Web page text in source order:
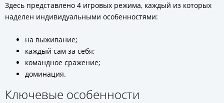
Здесь представлено 4 игровых режима, каждый из которых
наделен индивидуальными особенностями:
на выживание;
каждый сам за себя;
командное сражение;
доминация.
Ключевые особенности